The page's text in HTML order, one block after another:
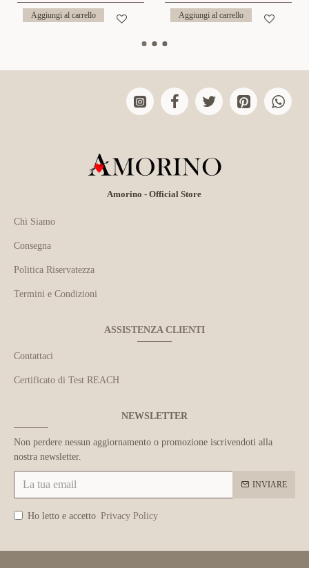
Aggiungi al carrello Aggiungi al carrello
Amorino - Official Store
Chi Siamo
Consegna
Politica Riservatezza
Termini e Condizioni
ASSISTENZA CLIENTI
Contattaci
Certificato di Test REACH
NEWSLETTER
Non perdere nessun aggiornamento o promozione iscrivendoti alla
nostra newsletter.
INVIARE
Ho letto e accetto Privacy Policy